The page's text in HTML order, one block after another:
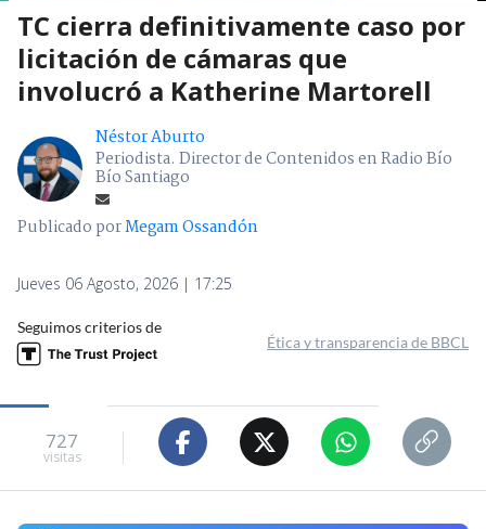
TC cierra definitivamente caso por
licitación de cámaras que
involucró a Katherine Martorell
Néstor Aburto
Periodista. Director de Contenidos en Radio Bío
Bío Santiago
Publicado porMegam Ossandón
Jueves 06 Agosto, 2026 | 17:25
Seguimos criterios de
Ética y transparencia de BBCL
727
visitas